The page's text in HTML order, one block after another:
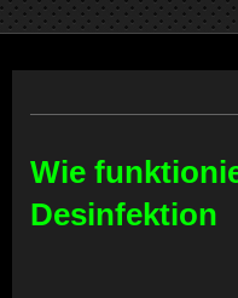
Wie
Desinfektion